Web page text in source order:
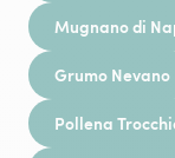
Mugnano di
Grumo Nevano
Pollena